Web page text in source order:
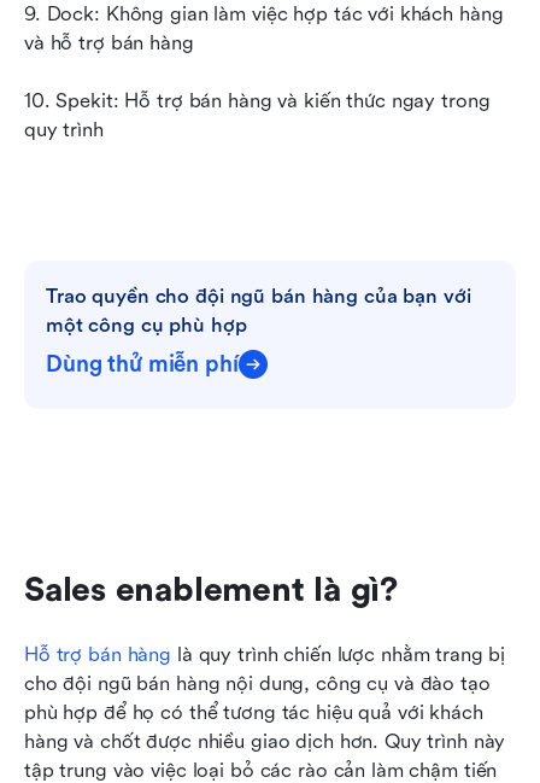
9. Dock: Không gian làm việc hợp tác với khách hàng
và hỗ trợ bán hàng
10. Spekit: Hỗ trợ bán hàng và kiến thức ngay trong
quy trình
Trao quyền cho đội ngũ bán hàng của bạn với
một công cụ phù hợp
Dùng thử miễn phí
Sales enablement là gì?
Hỗ trợ bán hàng là quy trình chiến lược nhằm trang bị
cho đội ngũ bán hàng nội dung, công cụ và đào tạo
phù hợp để họ có thể tương tác hiệu quả với khách
hàng và chốt được nhiều giao dịch hơn. Quy trình này
tập trung vào việc loại bỏ các rào cản làm chậm tiến